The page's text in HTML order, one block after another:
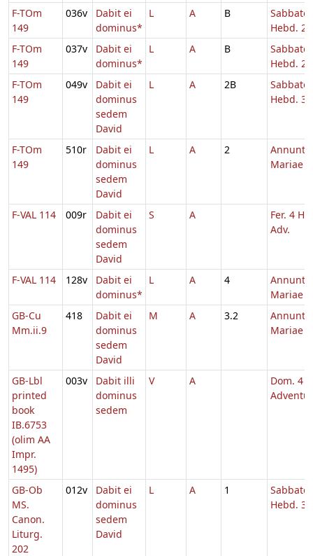
F-TOm
149
036v
Dabit ei
dominus*
L A B
Sabbato
Hebd. 2
F-TOm
149
037v
Dabit ei
dominus*
L A B
Sabbato
Hebd. 2
F-TOm
149
049v
Dabit ei
dominus
sedem
David
L A 2B
Sabbato
Hebd. 3
F-TOm
149
510r
Dabit ei
dominus
sedem
David
L A 2
Mariae
F-VAL 114 009r
Dabit ei
dominus
sedem
David
S A
Fer. 4
Adv.
F-VAL 114 128v
Dabit ei
dominus*
L A 4
Mariae
GB-Cu
Mm.ii.9
418
Dabit ei
dominus
sedem
David
M A 3.2
Mariae
GB-Lbl
printed
book
IB.6753
(olim AA
Impr.
1495)
003v
Dabit illi
dominus
sedem
V A
Dom. 4
GB-Ob
MS.
Canon.
Liturg.
202
012v
Dabit ei
dominus
sedem
David
L A 1
Sabbato
Hebd. 3